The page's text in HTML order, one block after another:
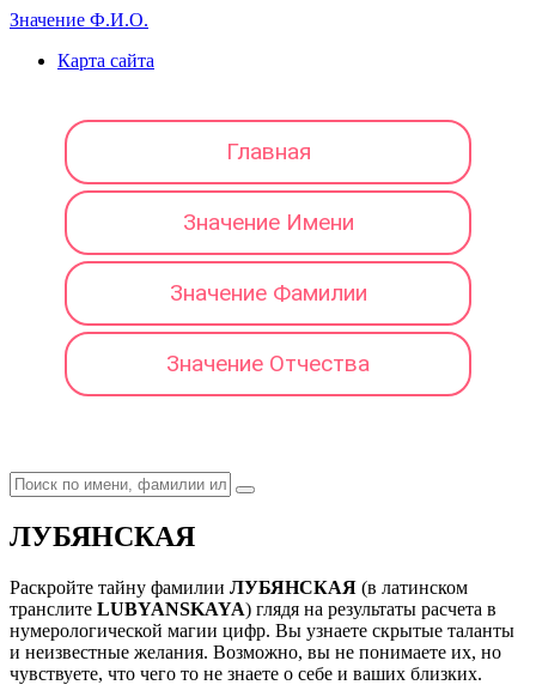
Значение Ф.И.О.
Карта сайта
Главная
Значение Имени
Значение Фамилии
Значение Отчества
ЛУБЯНСКАЯ
Раскройте тайну фамилии ЛУБЯНСКАЯ (в латинском
транслите LUBYANSKAYA) глядя на результаты расчета в
нумерологической магии цифр. Вы узнаете скрытые таланты
и неизвестные желания. Возможно, вы не понимаете их, но
чувствуете, что чего то не знаете о себе и ваших близких.